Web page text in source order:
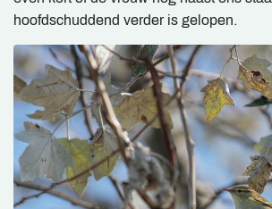
hoofdschuddend verder is gelopen.